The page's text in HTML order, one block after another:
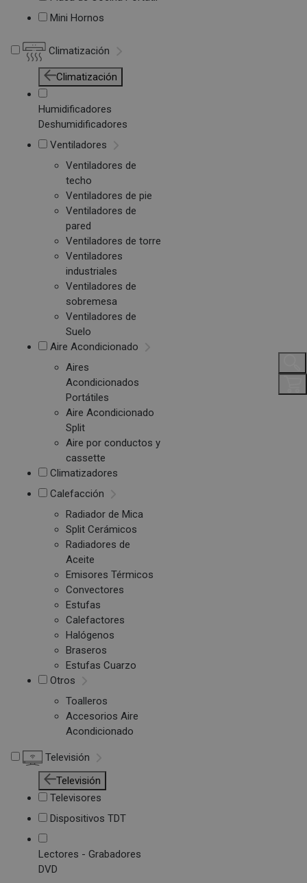
Mini Hornos
Climatización
Climatización
Humidificadores
Deshumidificadores
Ventiladores
Ventiladores de
techo
Ventiladores de pie
Ventiladores de
pared
Ventiladores de torre
Ventiladores
industriales
Ventiladores de
sobremesa
Ventiladores de
Suelo
Aire Acondicionado
Aires
Acondicionados
Portátiles
Aire Acondicionado
Split
Aire por conductos y
cassette
Climatizadores
Calefacción
Radiador de Mica
Split Cerámicos
Radiadores de
Aceite
Emisores Térmicos
Convectores
Estufas
Calefactores
Halógenos
Braseros
Estufas Cuarzo
Otros
Toalleros
Accesorios Aire
Acondicionado
Televisión
Televisión
Televisores
Dispositivos TDT
Lectores - Grabadores
DVD